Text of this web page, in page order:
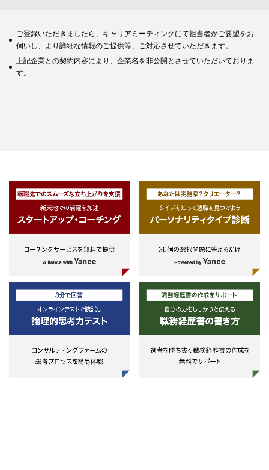
ご登録いただきましたら、キャリアミーティングにて担当者がご要望をお
伺いし、より詳細な情報のご提供等、ご対応させていただきます。
上記企業との契約内容により、企業名を非公開とさせていただいておりま
す。